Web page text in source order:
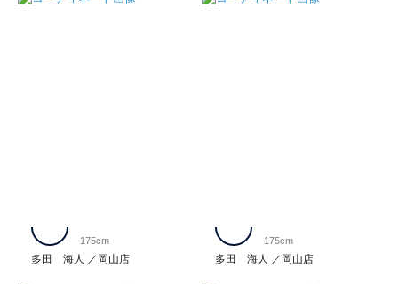
多田 海人 岡山店
175cm
多田 海人 岡山店
175cm